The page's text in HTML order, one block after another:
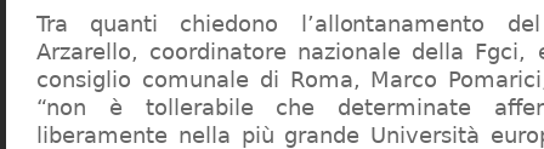
Tra quanti chiedono l’allontanamento
Arzarello, coordinatore nazionale della
consiglio comunale di Roma, Marco
“non è tollerabile che determinate
liberamente nella più grande Università